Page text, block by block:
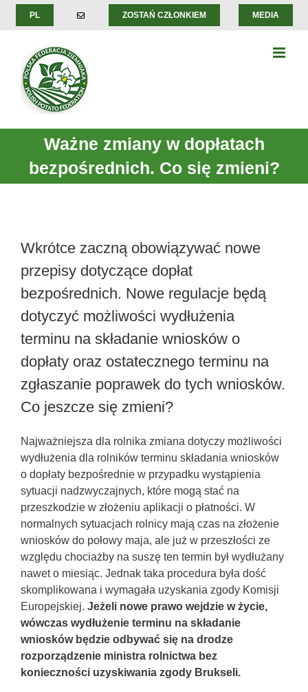
Skip
PL ZOSTAŃ CZŁONKIEM MEDIA
Ważne zmiany w dopłatach
bezpośrednich. Co się zmieni?
Wkrótce zaczną obowiązywać nowe
przepisy dotyczące dopłat
bezpośrednich. Nowe regulacje będą
dotyczyć możliwości wydłużenia
terminu na składanie wniosków o
dopłaty oraz ostatecznego terminu na
zgłaszanie poprawek do tych wniosków.
Co jeszcze się zmieni?
Najważniejsza dla rolnika zmiana dotyczy możliwości
wydłużenia dla rolników terminu składania wniosków
o dopłaty bezpośrednie w przypadku wystąpienia
sytuacji nadzwyczajnych, które mogą stać na
przeszkodzie w złożeniu aplikacji o płatności. W
normalnych sytuacjach rolnicy mają czas na złożenie
wniosków do połowy maja, ale już w przeszłości ze
względu chociażby na suszę ten termin był wydłużany
nawet o miesiąc. Jednak taka procedura była dość
skomplikowana i wymagała uzyskania zgody Komisji
Europejskiej. Jeżeli nowe prawo wejdzie w życie,
wówczas wydłużenie terminu na składanie
wniosków będzie odbywać się na drodze
rozporządzenie ministra rolnictwa bez
konieczności uzyskiwania zgody Brukseli.